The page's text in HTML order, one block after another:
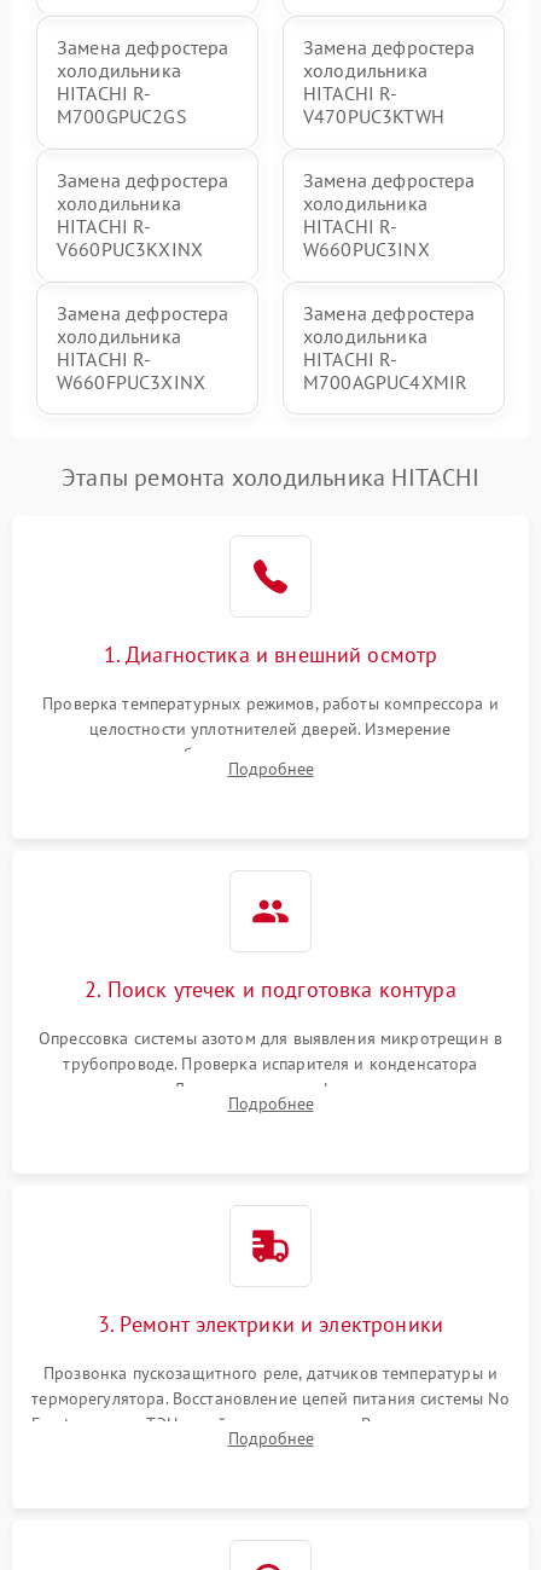
Замена дефростера
холодильника
HITACHI R-
M700GPUC2GS
Замена дефростера
холодильника
HITACHI R-
V470PUC3KTWH
Замена дефростера
холодильника
HITACHI R-
V660PUC3KXINX
Замена дефростера
холодильника
HITACHI R-
W660PUC3INX
Замена дефростера
холодильника
HITACHI R-
W660FPUC3XINX
Замена дефростера
холодильника
HITACHI R-
M700AGPUC4XMIR
Этапы ремонта холодильника HITACHI
1. Диагностика и внешний осмотр
Проверка температурных режимов, работы компрессора и
целостности уплотнителей дверей. Измерение
сопротивления обмоток мотора, проверка термостата и
считывание кодов ошибок с электронного дисплея.
Подробнее
2. Поиск утечек и подготовка контура
Опрессовка системы азотом для выявления микротрещин в
трубопроводе. Проверка испарителя и конденсатора
течеискателем. Демонтаж старого фильтра-осушителя и
продувка капиллярной трубки для устранения засоров.
Подробнее
3. Ремонт электрики и электроники
Прозвонка пускозащитного реле, датчиков температуры и
терморегулятора. Восстановление цепей питания системы No
Frost, включая ТЭН оттайки и вентилятор. Ремонт или замена
платы управления при сбоях алгоритмов.
Подробнее